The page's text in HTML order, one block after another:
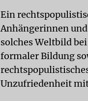
Ein
Anhängerinnen
solches Weltbild
formaler Bildung
Unzufriedenheit